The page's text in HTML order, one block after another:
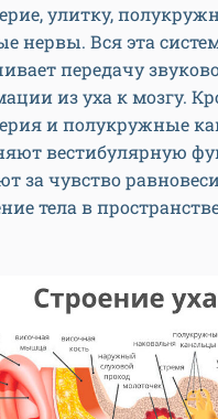
улитку,
нервы. Вся эта
передачу
из уха к мозгу.
и полукружные
вестибулярную
за чувство
тела в